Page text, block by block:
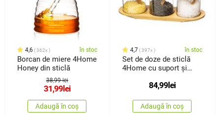
4,6 362x în stoc
Borcan de miere 4Home
Honey din sticlă
38,99 lei
31,99lei
Adaugă în coș
4,7 397x în stoc
Set de doze de sticlă
4Home cu suport și
84,99lei
Adaugă în coș